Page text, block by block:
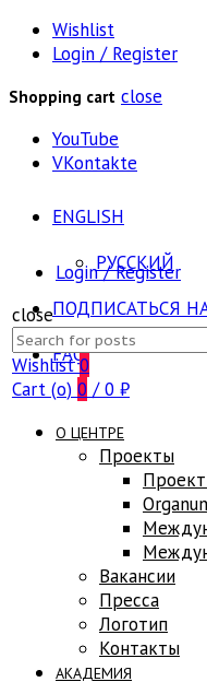
Wishlist
Login / Register
Shopping cart close
YouTube
VKontakte
ENGLISH
РУССКИЙ
ПОДПИСАТЬСЯ
FAQ
Login / Register
close
Search
for:
Wishlist0
Cart (o) 0 / 0 ₽
О ЦЕНТРЕ
Проекты
Вакансии
Пресса
Логотип
Контакты
АКАДЕМИЯ